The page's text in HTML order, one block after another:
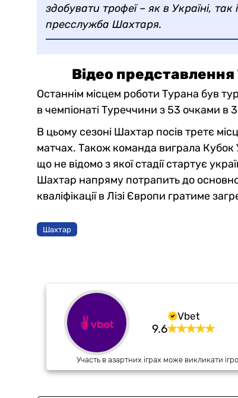
здобувати трофеї – як в Україні,
пресслужба Шахтаря.
Відео представлення
Останнім місцем роботи Турана був
в чемпіонаті Туреччини з 53 очками в
В цьому сезоні Шахтар посів третє
матчах. Також команда виграла Кубок
що не відомо з якої стадії стартує
Шахтар напряму потрапить до
кваліфікації в Лізі Європи гратиме
Шахтар
Vbet
9.6
Участь в азартних іграх може викликати